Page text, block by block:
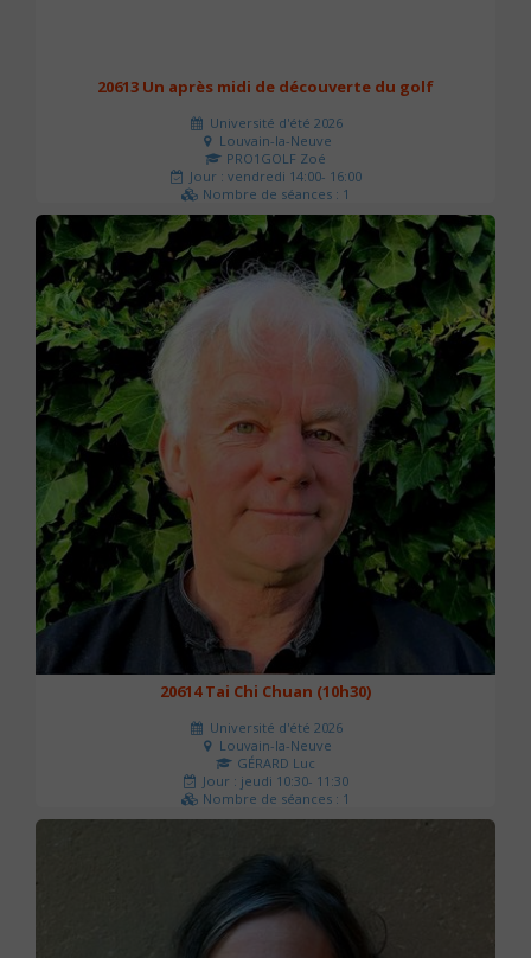
20613 Un après midi de découverte du golf
Université d'été 2026
Louvain-la-Neuve
PRO1GOLF Zoé
Jour : vendredi 14:00- 16:00
Nombre de séances : 1
45 €
20614 Tai Chi Chuan (10h30)
Université d'été 2026
Louvain-la-Neuve
GÉRARD Luc
Jour : jeudi 10:30- 11:30
Nombre de séances : 1
0 €